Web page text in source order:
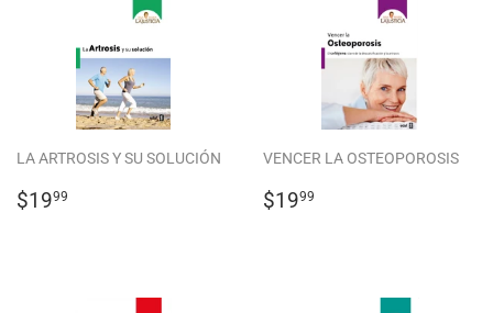
LA ARTROSIS Y SU SOLUCIÓN
PRECIO
$1999
VENCER LA OSTEOPOROSIS
PRECIO
$1999